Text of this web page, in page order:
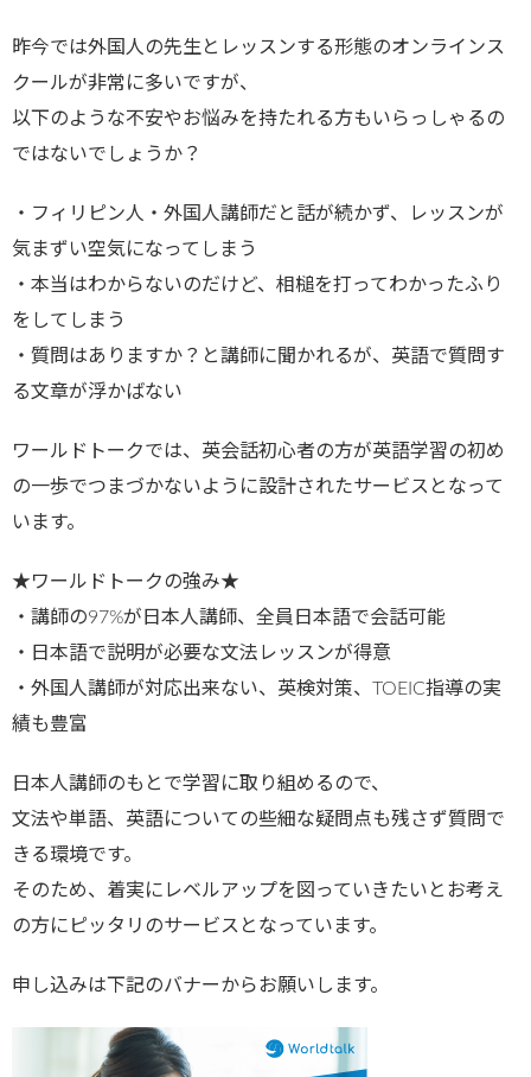
昨今では外国人の先生とレッスンする形態のオンラインス
クールが非常に多いですが、
以下のような不安やお悩みを持たれる方もいらっしゃるの
ではないでしょうか？
・フィリピン人・外国人講師だと話が続かず、レッスンが
気まずい空気になってしまう
・本当はわからないのだけど、相槌を打ってわかったふり
をしてしまう
・質問はありますか？と講師に聞かれるが、英語で質問す
る文章が浮かばない
ワールドトークでは、英会話初心者の方が英語学習の初め
の一歩でつまづかないように設計されたサービスとなって
います。
★ワールドトークの強み★
・講師の97%が日本人講師、全員日本語で会話可能
・日本語で説明が必要な文法レッスンが得意
・外国人講師が対応出来ない、英検対策、TOEIC指導の実
績も豊富
日本人講師のもとで学習に取り組めるので、
文法や単語、英語についての些細な疑問点も残さず質問で
きる環境です。
そのため、着実にレベルアップを図っていきたいとお考え
の方にピッタリのサービスとなっています。
申し込みは下記のバナーからお願いします。